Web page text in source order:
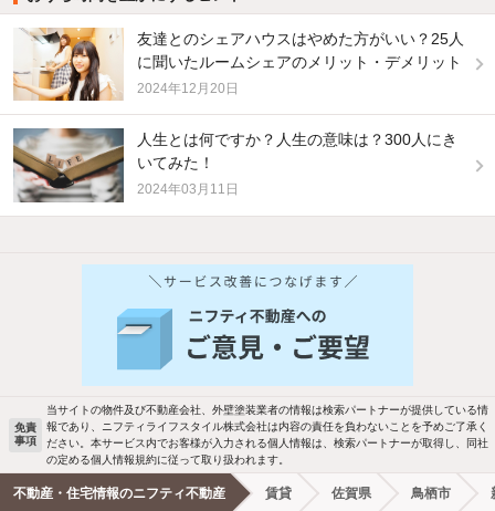
友達とのシェアハウスはやめた方がいい？25人
に聞いたルームシェアのメリット・デメリット
2024年12月20日
人生とは何ですか？人生の意味は？300人にき
いてみた！
2024年03月11日
他の人はこんな条件で絞り込んでいます！
バス・トイレ別 2階以上
駐車場あり ペット相談
洗濯機置場あり 独立洗面台
エアコンあり 都市ガス
免責
事項
当サイトの物件及び不動産会社、外壁塗装業者の情報は検索パートナーが提供している情
報であり、ニフティライフスタイル株式会社は内容の責任を負わないことを予めご了承く
ださい。本サービス内でお客様が入力される個人情報は、検索パートナーが取得し、同社
の定める個人情報規約に従って取り扱われます。
不動産・住宅情報のニフティ不動産 賃貸 佐賀県 鳥栖市